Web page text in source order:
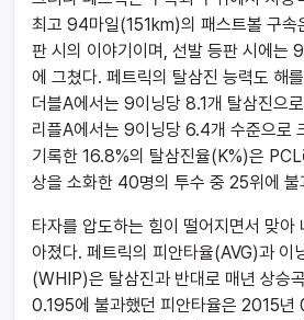
최고 94마일(151km)의 패스트볼 구속
판 시의 이야기이며, 선발 등판 시에는
에 그쳤다. 페트릭의 탈삼진 능력도 해
더블A에서는 9이닝당 8.1개 탈삼진으
리플A에서는 9이닝당 6.4개 수준으로
기록한 16.8%의 탈삼진율(K%)은 PCL
상을 소화한 40명의 투수 중 25위에 불
타자를 압도하는 힘이 떨어지면서 맞아
아졌다. 페트릭의 피안타율(AVG)과 이
(WHIP)은 탈삼진과 반대로 매년 상승
0.195에 불과했던 피안타율은 2015년